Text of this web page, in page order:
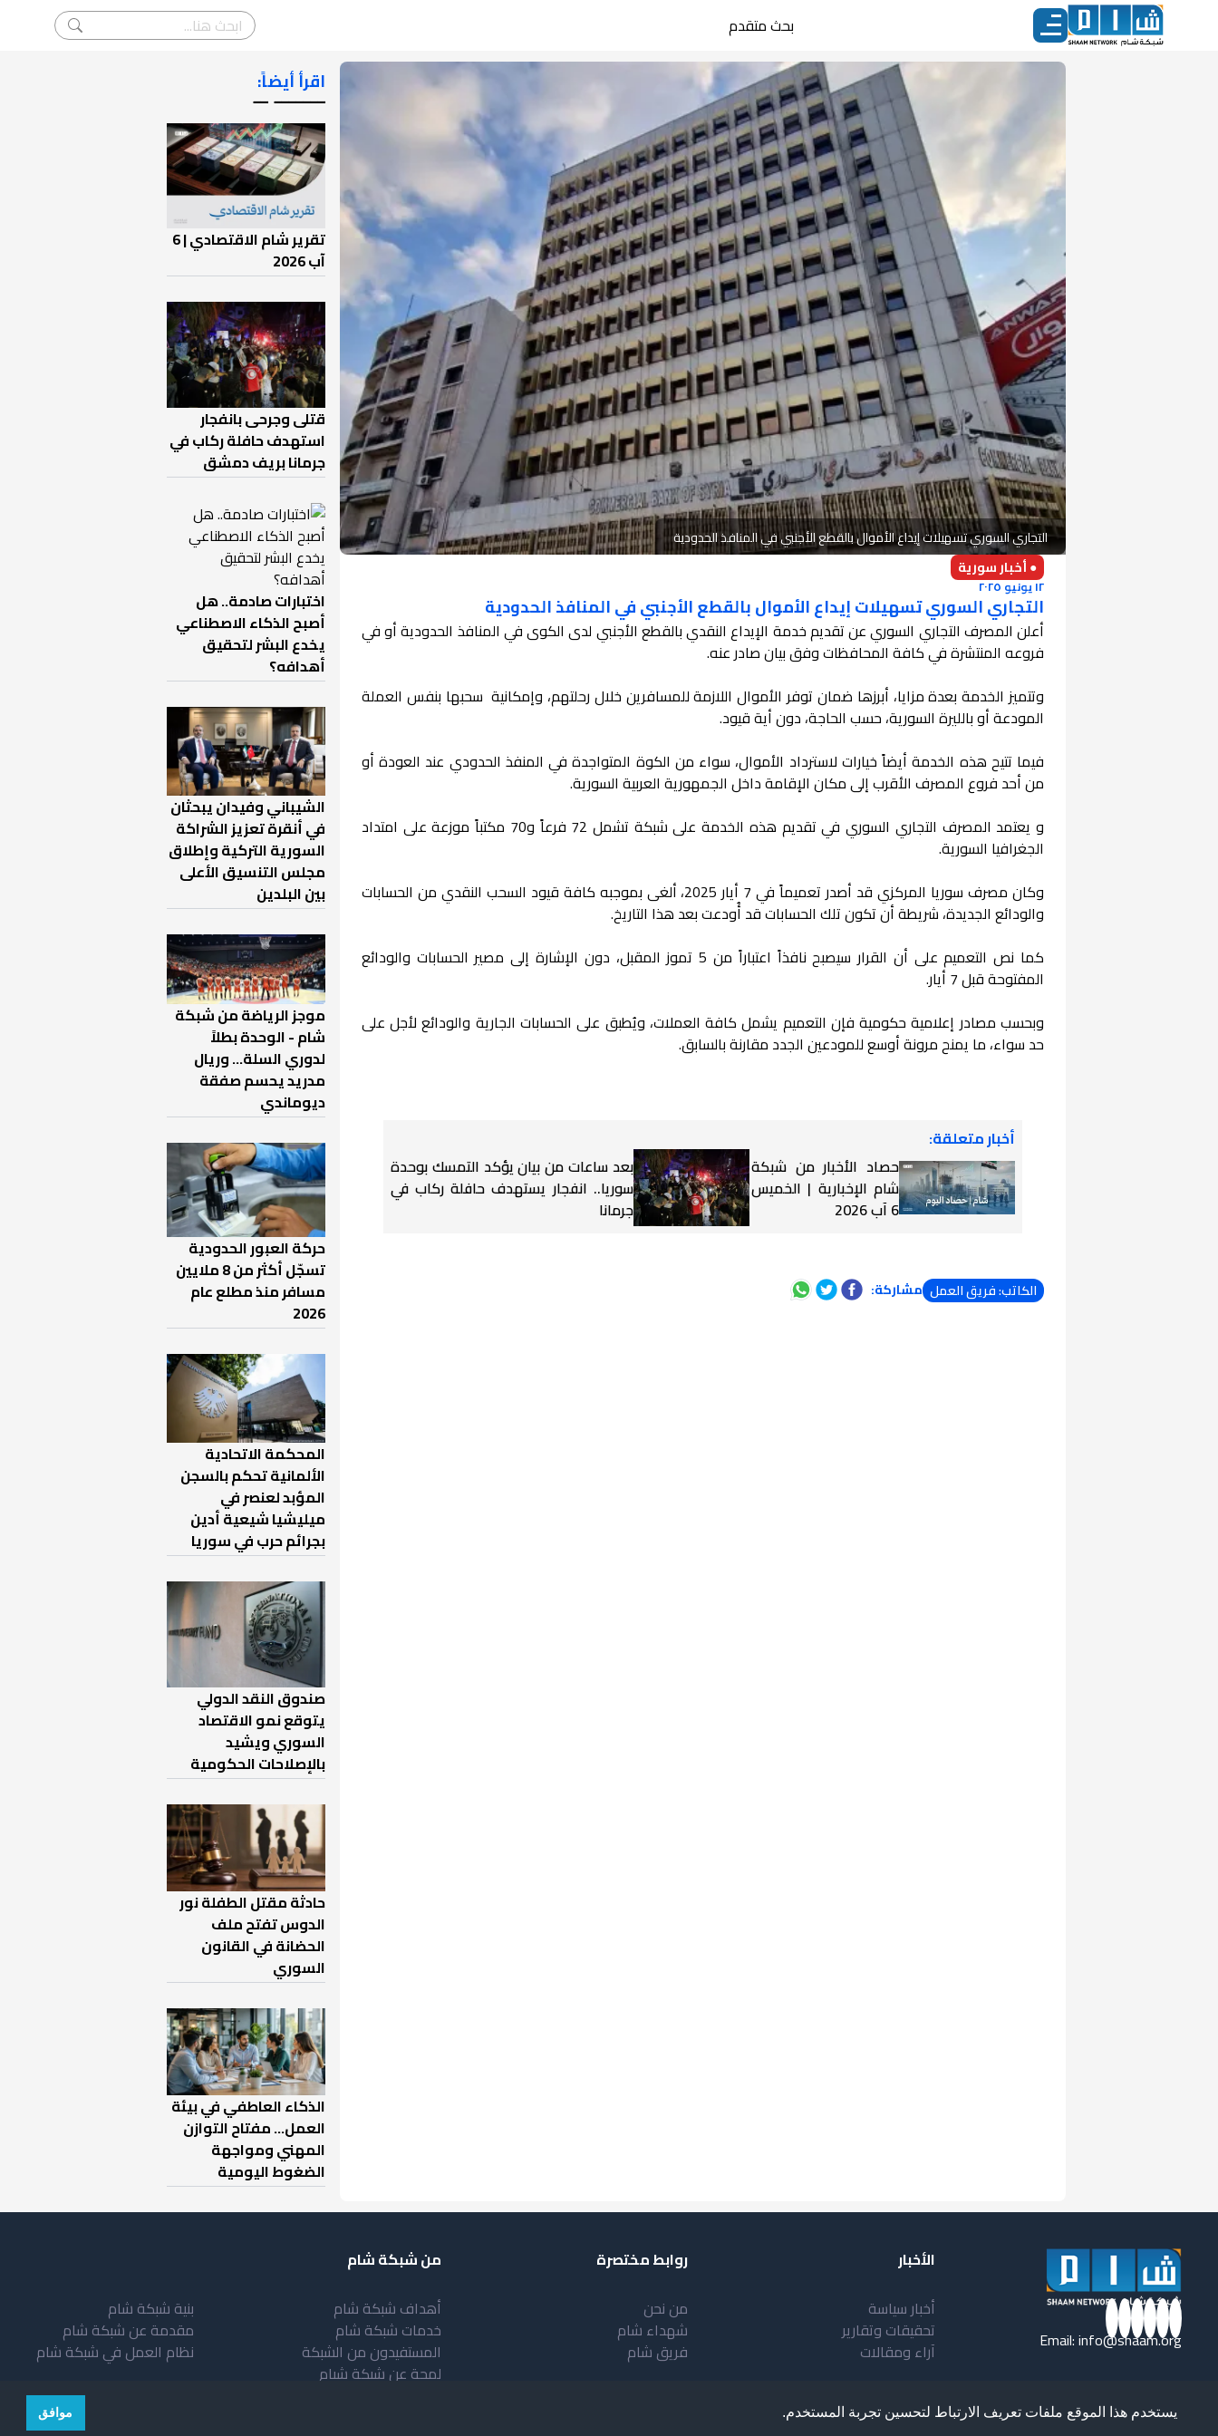
يستخدم هذا الموقع ملفات تعريف الارتباط لتحسين تجربة المستخدم. موافق
بحث متقدم
التجاري السوري تسهيلات إيداع الأموال بالقطع الأجنبي في المنافذ الحدودية
● أخبار سورية
١٢ يونيو ٢٠٢٥
التجاري السوري تسهيلات إيداع الأموال بالقطع الأجنبي في المنافذ الحدودية
أعلن المصرف التجاري السوري عن تقديم خدمة الإيداع النقدي بالقطع الأجنبي لدى الكوى في المنافذ الحدودية أو في
فروعه المنتشرة في كافة المحافظات وفق بيان صادر عنه.
وتتميز الخدمة بعدة مزايا، أبرزها ضمان توفر الأموال اللازمة للمسافرين خلال رحلتهم، وإمكانية سحبها بنفس العملة
المودعة أو بالليرة السورية، حسب الحاجة، دون أية قيود.
فيما تتيح هذه الخدمة أيضاً خيارات لاسترداد الأموال، سواء من الكوة المتواجدة في المنفذ الحدودي عند العودة أو
من أحد فروع المصرف الأقرب إلى مكان الإقامة داخل الجمهورية العربية السورية.
و يعتمد المصرف التجاري السوري في تقديم هذه الخدمة على شبكة تشمل 72 فرعاً و70 مكتباً موزعة على امتداد
الجغرافيا السورية.
وكان مصرف سوريا المركزي قد أصدر تعميماً في 7 أيار 2025، ألغى بموجبه كافة قيود السحب النقدي من الحسابات
والودائع الجديدة، شريطة أن تكون تلك الحسابات قد أُودعت بعد هذا التاريخ.
كما نص التعميم على أن القرار سيصبح نافذاً اعتباراً من 5 تموز المقبل، دون الإشارة إلى مصير الحسابات والودائع
المفتوحة قبل 7 أيار.
وبحسب مصادر إعلامية حكومية فإن التعميم يشمل كافة العملات، ويُطبق على الحسابات الجارية والودائع لأجل على
حد سواء، ما يمنح مرونة أوسع للمودعين الجدد مقارنة بالسابق.
أخبار متعلقة:
حصاد الأخبار من شبكة
شام الإخبارية | الخميس
6 آب 2026
بعد ساعات من بيان يؤكد التمسك بوحدة
سوريا.. انفجار يستهدف حافلة ركاب في
جرمانا
الكاتب: فريق العمل مشاركة:
اقرأ أيضاً:
ـــــــ ــ
تقرير شام الاقتصادي | 6
آب 2026
قتلى وجرحى بانفجار
استهدف حافلة ركاب في
جرمانا بريف دمشق
اختبارات صادمة.. هل
أصبح الذكاء الاصطناعي
يخدع البشر لتحقيق
أهدافه؟
الشيباني وفيدان يبحثان
في أنقرة تعزيز الشراكة
السورية التركية وإطلاق
مجلس التنسيق الأعلى
بين البلدين
موجز الرياضة من شبكة
شام - الوحدة بطلاً
لدوري السلة... وريال
مدريد يحسم صفقة
ديوماندي
حركة العبور الحدودية
تسجّل أكثر من 8 ملايين
مسافر منذ مطلع عام
2026
المحكمة الاتحادية
الألمانية تحكم بالسجن
المؤبد لعنصر في
ميليشيا شيعية أدين
بجرائم حرب في سوريا
صندوق النقد الدولي
يتوقع نمو الاقتصاد
السوري ويشيد
بالإصلاحات الحكومية
حادثة مقتل الطفلة نور
الدوس تفتح ملف
الحضانة في القانون
السوري
الذكاء العاطفي في بيئة
العمل… مفتاح التوازن
المهني ومواجهة
الضغوط اليومية
Email:info@shaam.org
الأخبار
أخبار سياسة
تحقيقات وتقارير
آراء ومقالات
روابط مختصرة
من نحن
شهداء شام
فريق شام
من شبكة شام
أهداف شبكة شام
خدمات شبكة شام
المستفيدون من الشبكة
لمحة عن شبكة شبام
بنية شبكة شام
مقدمة عن شبكة شام
نظام العمل في شبكة شام